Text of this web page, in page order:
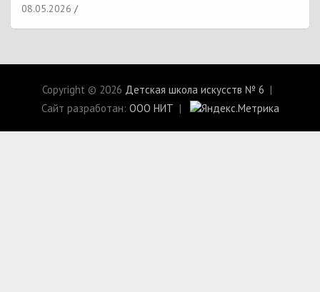
08.05.2026
Copyright © 2026 Детская школа искусств № 6
Сайт разработан: ООО НИТ